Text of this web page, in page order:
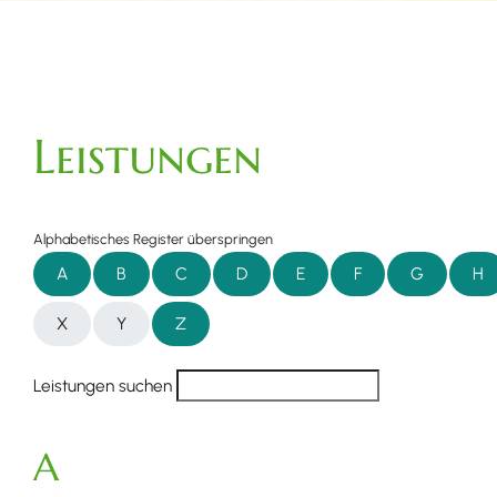
Leistungen
Alphabetisches Register überspringen
A B C D E F G H
X Y Z
Leistungen suchen
A